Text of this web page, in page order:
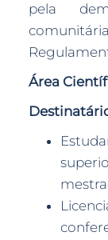
pela
Área